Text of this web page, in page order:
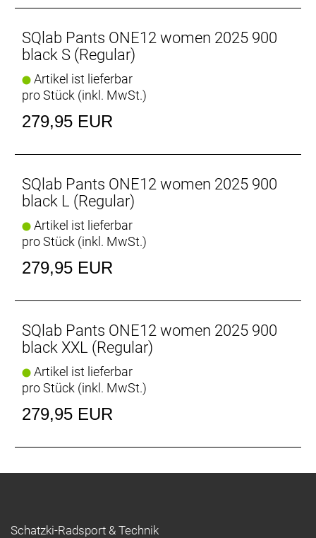
anspruchsvolle Radsportler.
SQlab Pants ONE12 women 2025 900
black S (Regular)
Artikel ist lieferbar
pro Stück (inkl. MwSt.)
279,95 EUR
SQlab Pants ONE12 women 2025 900
black L (Regular)
Artikel ist lieferbar
pro Stück (inkl. MwSt.)
279,95 EUR
SQlab Pants ONE12 women 2025 900
black XXL (Regular)
Artikel ist lieferbar
pro Stück (inkl. MwSt.)
279,95 EUR
Schatzki-Radsport & Technik